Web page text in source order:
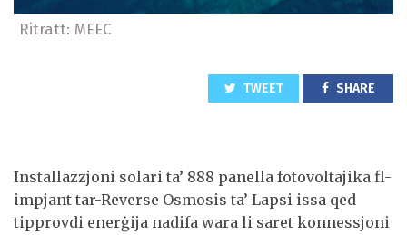
Ritratt: MEEC
TWEET SHARE
Installazzjoni solari ta’ 888 panella fotovoltajika fl-
impjant tar-Reverse Osmosis ta’ Lapsi issa qed
tipprovdi enerġija nadifa wara li saret konnessjoni